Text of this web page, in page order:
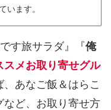
います。
す旅サラダ』『俺
スメお取り寄せグル
あなご飯＆はらこ
ど、お取り寄せ方